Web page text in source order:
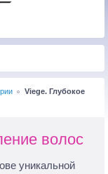
Viege. Глубокое
волос
уникальной